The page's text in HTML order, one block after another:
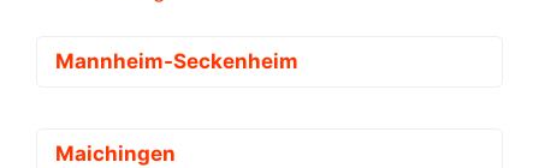
Mannheim-Seckenheim
Maichingen